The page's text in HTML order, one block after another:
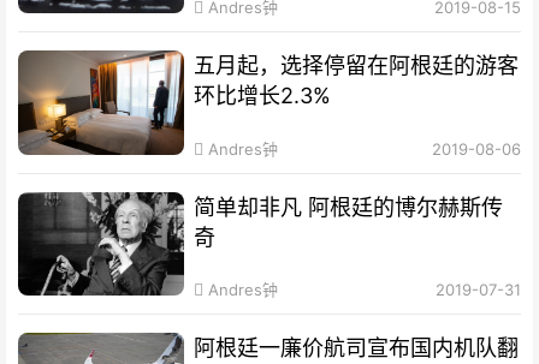
Andres钟 2019-08-15
五月起，选择停留在阿根廷的游客
环比增长2.3%
Andres钟 2019-08-06
简单却非凡 阿根廷的博尔赫斯传
奇
Andres钟 2019-07-31
阿根廷一廉价航司宣布国内机队翻